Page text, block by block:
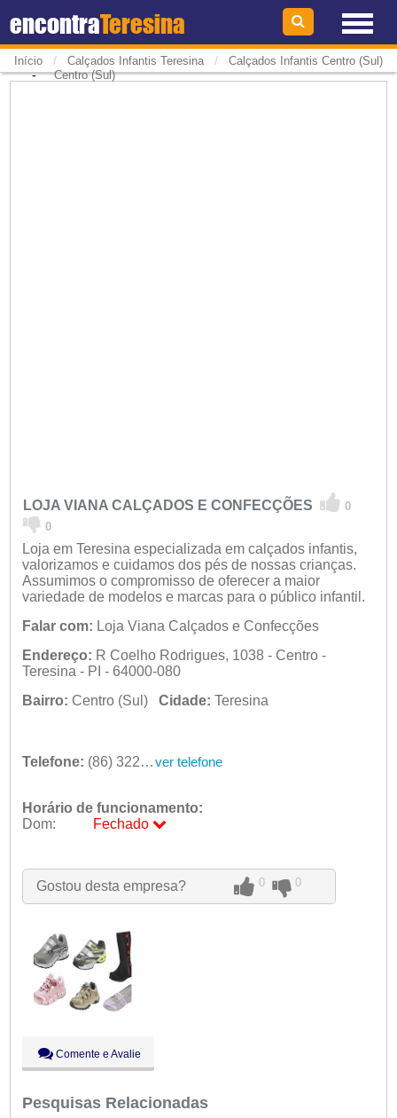
encontraTeresina
Início / Calçados Infantis Teresina / Calçados Infantis Centro (Sul)
-Centro (Sul)
LOJA VIANA CALÇADOS E CONFECÇÕES
0
0
Loja em Teresina especializada em calçados infantis,
valorizamos e cuidamos dos pés de nossas crianças.
Assumimos o compromisso de oferecer a maior
variedade de modelos e marcas para o público infantil.
Falar com: Loja Viana Calçados e Confecções
Endereço: R Coelho Rodrigues, 1038 - Centro -
Teresina - PI - 64000-080
Bairro: Centro (Sul) Cidade: Teresina
Telefone: (86) 3221-3309 ver telefone
Horário de funcionamento:
Dom:
Fechado
Qua:
09:00 - 18:00
Qui:
09:00 - 18:00
Dom:
Fechado
Gostou desta empresa? 0 0
Comente e Avalie
Pesquisas Relacionadas